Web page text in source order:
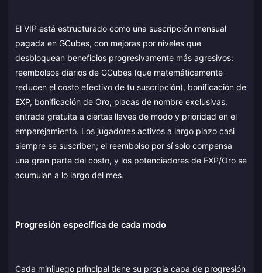
El VIP está estructurado como una suscripción mensual
pagada en GCubes, con mejoras por niveles que
desbloquean beneficios progresivamente más agresivos:
reembolsos diarios de GCubes (que matemáticamente
reducen el costo efectivo de tu suscripción), bonificación de
EXP, bonificación de Oro, placas de nombre exclusivas,
entrada gratuita a ciertas llaves de modo y prioridad en el
emparejamiento. Los jugadores activos a largo plazo casi
siempre se suscriben; el reembolso por sí solo compensa
una gran parte del costo, y los potenciadores de EXP/Oro se
acumulan a lo largo del mes.
Progresión específica de cada modo
Cada minijuego principal tiene su propia capa de progresión